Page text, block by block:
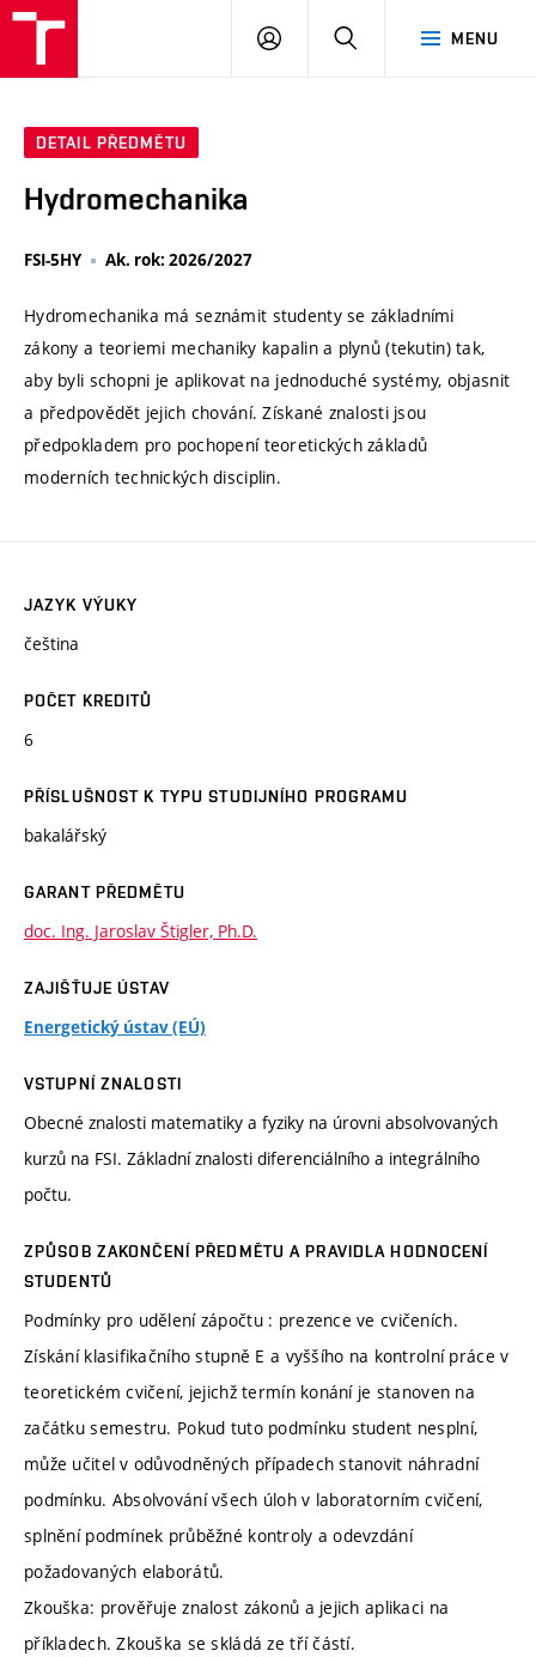
MENU
PŘIHLÁSIT
DETAIL PŘEDMĚTU
Hydromechanika
FSI-5HY Ak. rok: 2026/2027
Hydromechanika má seznámit studenty se základními
zákony a teoriemi mechaniky kapalin a plynů (tekutin) tak,
aby byli schopni je aplikovat na jednoduché systémy, objasnit
a předpovědět jejich chování. Získané znalosti jsou
předpokladem pro pochopení teoretických základů
moderních technických disciplin.
JAZYK VÝUKY
čeština
POČET KREDITŮ
6
PŘÍSLUŠNOST K TYPU STUDIJNÍHO PROGRAMU
bakalářský
GARANT PŘEDMĚTU
doc. Ing. Jaroslav Štigler, Ph.D.
ZAJIŠŤUJE ÚSTAV
Energetický ústav (EÚ)
VSTUPNÍ ZNALOSTI
Obecné znalosti matematiky a fyziky na úrovni absolvovaných
kurzů na FSI. Základní znalosti diferenciálního a integrálního
počtu.
ZPŮSOB ZAKONČENÍ PŘEDMĚTU A PRAVIDLA HODNOCENÍ
STUDENTŮ
Podmínky pro udělení zápočtu : prezence ve cvičeních.
Získání klasifikačního stupně E a vyššího na kontrolní práce v
teoretickém cvičení, jejichž termín konání je stanoven na
začátku semestru. Pokud tuto podmínku student nesplní,
může učitel v odůvodněných případech stanovit náhradní
podmínku. Absolvování všech úloh v laboratorním cvičení,
splnění podmínek průběžné kontroly a odevzdání
požadovaných elaborátů.
Zkouška: prověřuje znalost zákonů a jejich aplikaci na
příkladech. Zkouška se skládá ze tří částí.